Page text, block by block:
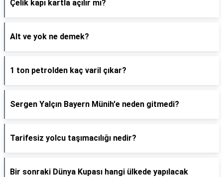
Çelik kapı kartla açılır mı?
Alt ve yok ne demek?
1 ton petrolden kaç varil çıkar?
Sergen Yalçın Bayern Münih'e neden gitmedi?
Tarifesiz yolcu taşımacılığı nedir?
Bir sonraki Dünya Kupası hangi ülkede yapılacak